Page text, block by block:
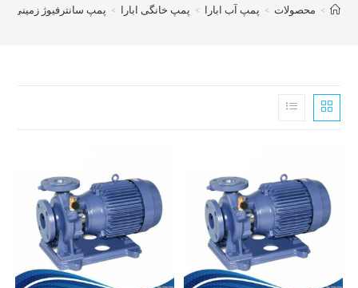
> محصولات > پمپ آب ابارا > پمپ خانگی ابارا > پمپ سانترفیوژ زمینی